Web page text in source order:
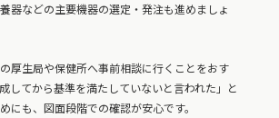
器などの主要機器の選定・発注も進めましょ
厚生局や保健所へ事前相談に行くことをおす
してから基準を満たしていないと言われた」と
にも、図面段階での確認が安心です。